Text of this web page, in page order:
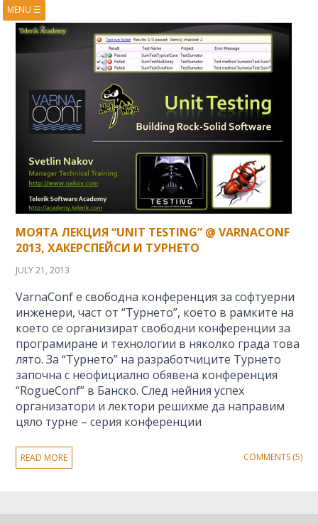
MENU ☰
HOME
ABOUT
COURSES
PRESENTATIONS
RESEARCH
PUBLICATIONS
CONTACTS
RSS FEED
МОЯТА ЛЕКЦИЯ “UNIT TESTING” @ VARNACONF
2013, ХАКЕРСПЕЙСИ И ТУРНЕТО
JULY 21, 2013
VarnaConf е свободна конференция за софтуерни
инженери, част от “Турнето”, което в рамките на
което се организират свободни конференции за
програмиране и технологии в няколко града това
лято. За “Турнето” на разработчиците Турнето
започна с неофициално обявена конференция
“RogueConf” в Банско. След нейния успех
организатори и лектори решихме да направим
цяло турне – серия конференции
READ MORE COMMENTS (5)